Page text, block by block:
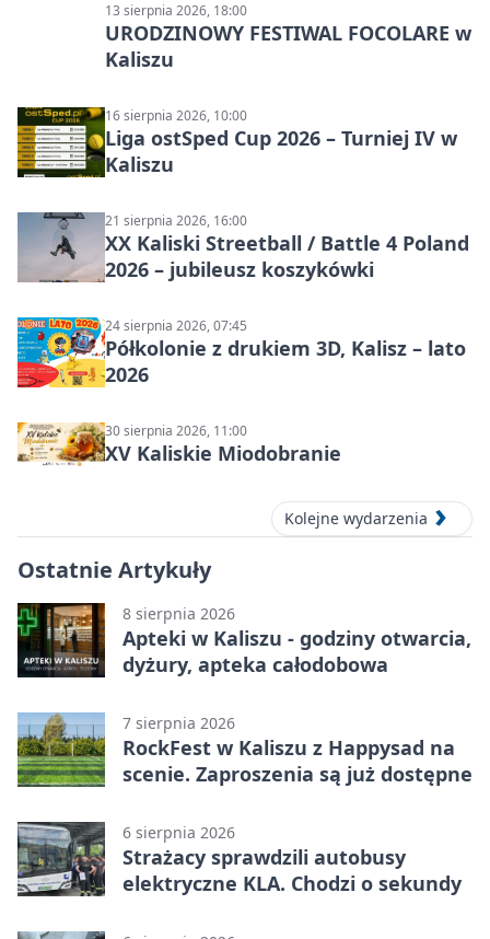
13 sierpnia 2026, 18:00
URODZINOWY FESTIWAL FOCOLARE w
Kaliszu
16 sierpnia 2026, 10:00
Liga ostSped Cup 2026 – Turniej IV w
Kaliszu
21 sierpnia 2026, 16:00
XX Kaliski Streetball / Battle 4 Poland
2026 – jubileusz koszykówki
24 sierpnia 2026, 07:45
Półkolonie z drukiem 3D, Kalisz – lato
2026
30 sierpnia 2026, 11:00
XV Kaliskie Miodobranie
Kolejne wydarzenia
Ostatnie Artykuły
8 sierpnia 2026
Apteki w Kaliszu - godziny otwarcia,
dyżury, apteka całodobowa
7 sierpnia 2026
RockFest w Kaliszu z Happysad na
scenie. Zaproszenia są już dostępne
6 sierpnia 2026
Strażacy sprawdzili autobusy
elektryczne KLA. Chodzi o sekundy